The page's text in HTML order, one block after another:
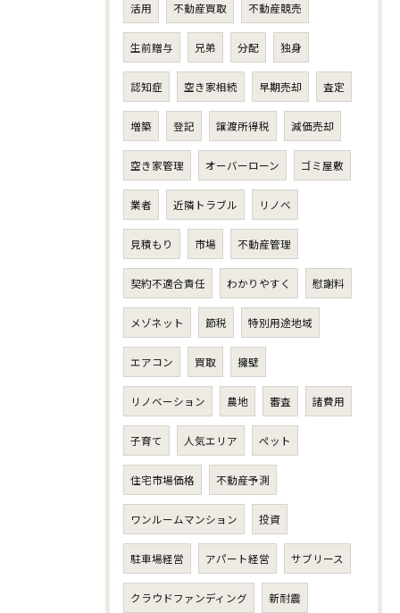
活用 不動産買取 不動産競売
生前贈与 兄弟 分配 独身
認知症 空き家相続 早期売却 査定
増築 登記 譲渡所得税 減価売却
空き家管理 オーバーローン ゴミ屋敷
業者 近隣トラブル リノベ
見積もり 市場 不動産管理
契約不適合責任 わかりやすく 慰謝料
メゾネット 節税 特別用途地域
エアコン 買取 擁壁
リノベーション 農地 審査 諸費用
子育て 人気エリア ペット
住宅市場価格 不動産予測
ワンルームマンション 投資
駐車場経営 アパート経営 サブリース
クラウドファンディング 新耐震